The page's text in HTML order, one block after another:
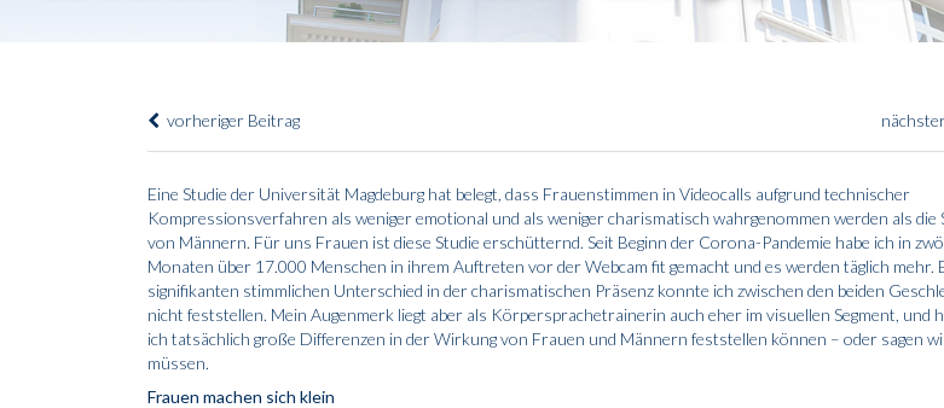
vorheriger Beitrag
Eine Studie der Universität Magdeburg hat belegt, dass Frauenstimmen in Videocalls aufgrund technischer
Kompressionsverfahren als weniger emotional und als weniger charismatisch wahrgenommen werden als die
von Männern. Für uns Frauen ist diese Studie erschütternd. Seit Beginn der Corona-Pandemie habe ich in
Monaten über 17.000 Menschen in ihrem Auftreten vor der Webcam fit gemacht und es werden täglich mehr.
signifikanten stimmlichen Unterschied in der charismatischen Präsenz konnte ich zwischen den beiden
nicht feststellen. Mein Augenmerk liegt aber als Körpersprachetrainerin auch eher im visuellen Segment, und
ich tatsächlich große Differenzen in der Wirkung von Frauen und Männern feststellen können – oder sagen
müssen.
Frauen machen sich klein